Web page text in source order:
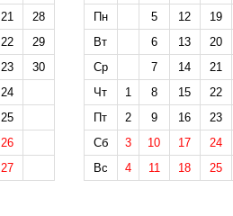
21
28
22
29
23
30
24
25
26
27
Пн
5 12
19
Вт
6 13
20
Ср
7 14
21
Чт
1 8 15
22
Пт
2 9 16
23
Сб
3 10 17
24
Вс
4 11 18 25